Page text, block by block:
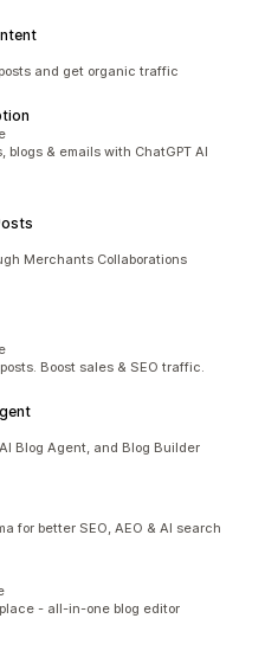
and get organic traffic
blogs & emails with ChatGPT AI
Merchants Collaborations
Boost sales & SEO traffic.
Blog Agent, and Blog Builder
for better SEO, AEO & AI search
- all-in-one blog editor